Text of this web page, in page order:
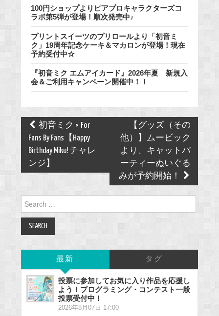
100円ショップよりピアプロキャラクターズコ
ラボ第5弾が登場！順次発売中♪
プリントスイーツのプリロールより「初音ミ
ク」19周年記念ケーキ＆マカロンが登場！現在
予約受付中☆
『初音ミク エムアイカード』2026年夏 新規入
会＆ご利用キャンペーン開催中！！
Post
navigation
初音ミク × For
Fans By Fans【Happy
Birthday Miku! チャレ
ンジ】
【グッズ（その
他）】ムービック
より、キャットパ
ーティーぬいぐる
みが予約開始！
for:
最新 タグ
投票に参加してお気に入り作品を応援し
よう！プログラミング・コンテスト一般
投票受付中！
2026年8月07日 17:00